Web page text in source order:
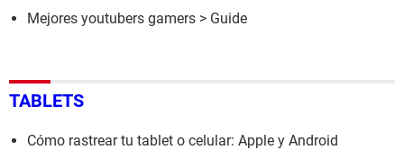
Mejores youtubers gamers > Guide
TABLETS
Cómo rastrear tu tablet o celular: Apple y Android